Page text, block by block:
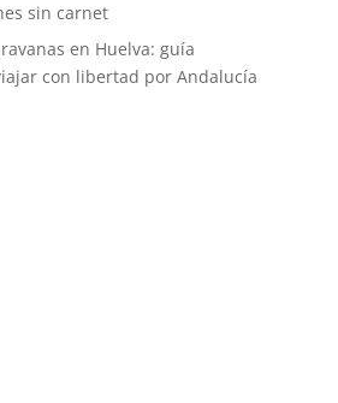
sin carnet
en Huelva: guía
con libertad por Andalucía